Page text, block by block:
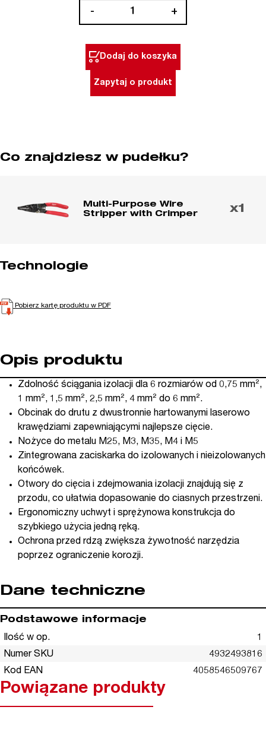
-
izolacji
zaciskarką
+
Dodaj do koszyka
Zapytaj o produkt
Co znajdziesz w pudełku?
Multi-Purpose Wire
Stripper with Crimper
x1
Technologie
Pobierz kartę produktu w PDF
Opis produktu
Zdolność ściągania izolacji dla 6 rozmiarów od 0,75 mm²,
1 mm², 1,5 mm², 2,5 mm², 4 mm² do 6 mm².
Obcinak do drutu z dwustronnie hartowanymi laserowo
krawędziami zapewniającymi najlepsze cięcie.
Nożyce do metalu M25, M3, M35, M4 i M5
Zintegrowana zaciskarka do izolowanych i nieizolowanych
końcówek.
Otwory do cięcia i zdejmowania izolacji znajdują się z
przodu, co ułatwia dopasowanie do ciasnych przestrzeni.
Ergonomiczny uchwyt i sprężynowa konstrukcja do
szybkiego użycia jedną ręką.
Ochrona przed rdzą zwiększa żywotność narzędzia
poprzez ograniczenie korozji.
Dane techniczne
Podstawowe informacje
Ilość w op.
1
Numer SKU
4932493816
Kod EAN
4058546509767
Powiązane produkty